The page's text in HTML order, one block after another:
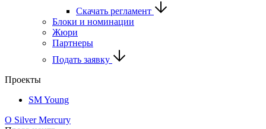
Скачать регламент
Блоки и номинации
Жюри
Партнеры
Подать заявку
Проекты
SM Young
О Silver Mercury